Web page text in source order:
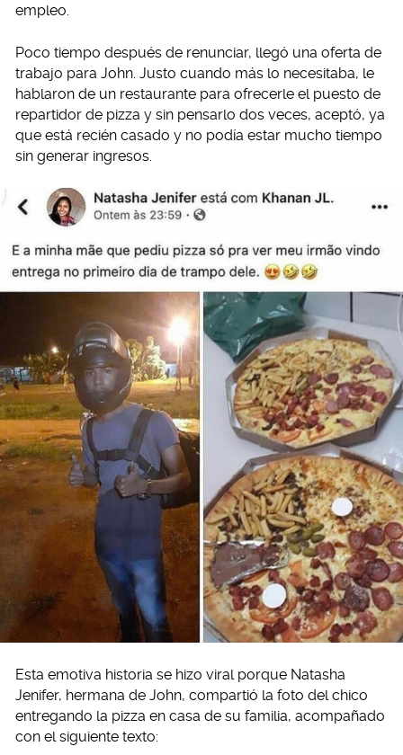
empleo.
Poco tiempo después de renunciar, llegó una oferta de
trabajo para John. Justo cuando más lo necesitaba, le
hablaron de un restaurante para ofrecerle el puesto de
repartidor de pizza y sin pensarlo dos veces, aceptó, ya
que está recién casado y no podía estar mucho tiempo
sin generar ingresos.
Esta emotiva historia se hizo viral porque Natasha
Jenifer, hermana de John, compartió la foto del chico
entregando la pizza en casa de su familia, acompañado
con el siguiente texto: